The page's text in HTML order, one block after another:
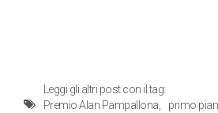
Leggi gli altri post con il tag:
Premio Alan Pampallona
primo